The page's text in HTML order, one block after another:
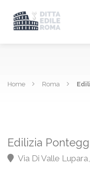
Home Roma
Edilizia
Via Di Valle